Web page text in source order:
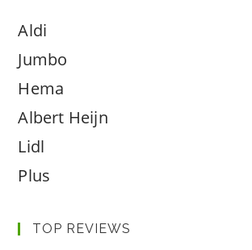
Aldi
Jumbo
Hema
Albert Heijn
Lidl
Plus
TOP REVIEWS